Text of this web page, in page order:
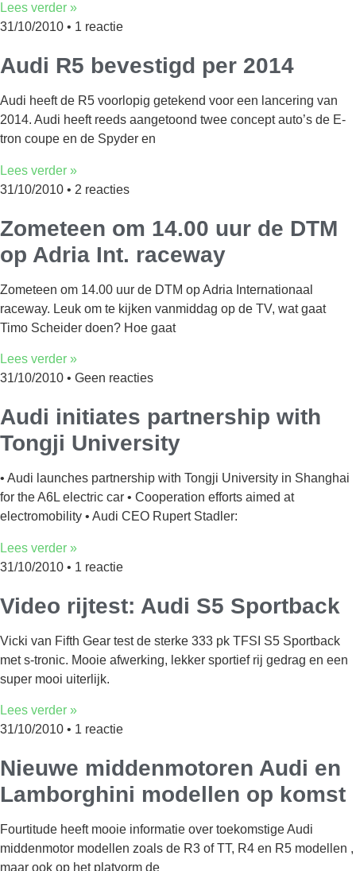
Lees verder »
31/10/2010
1 reactie
Audi R5 bevestigd per 2014
Audi heeft de R5 voorlopig getekend voor een lancering van
2014. Audi heeft reeds aangetoond twee concept auto’s de E-
tron coupe en de Spyder en
Lees verder »
31/10/2010
2 reacties
Zometeen om 14.00 uur de DTM
op Adria Int. raceway
Zometeen om 14.00 uur de DTM op Adria Internationaal
raceway. Leuk om te kijken vanmiddag op de TV, wat gaat
Timo Scheider doen? Hoe gaat
Lees verder »
31/10/2010
Geen reacties
Audi initiates partnership with
Tongji University
• Audi launches partnership with Tongji University in Shanghai
for the A6L electric car • Cooperation efforts aimed at
electromobility • Audi CEO Rupert Stadler:
Lees verder »
31/10/2010
1 reactie
Video rijtest: Audi S5 Sportback
Vicki van Fifth Gear test de sterke 333 pk TFSI S5 Sportback
met s-tronic. Mooie afwerking, lekker sportief rij gedrag en een
super mooi uiterlijk.
Lees verder »
31/10/2010
1 reactie
Nieuwe middenmotoren Audi en
Lamborghini modellen op komst
Fourtitude heeft mooie informatie over toekomstige Audi
middenmotor modellen zoals de R3 of TT, R4 en R5 modellen ,
maar ook op het platvorm de